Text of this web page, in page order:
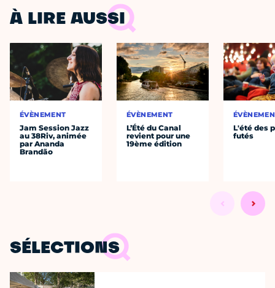
À LIRE AUSSI
ÉVÈNEMENT
Jam Session Jazz
au 38Riv, animée
par Ananda
Brandão
ÉVÈNEMENT
L’Été du Canal
revient pour une
19ème édition
L'été des
futés
SÉLECTIONS